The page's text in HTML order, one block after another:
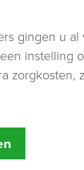
gingen u
instelling